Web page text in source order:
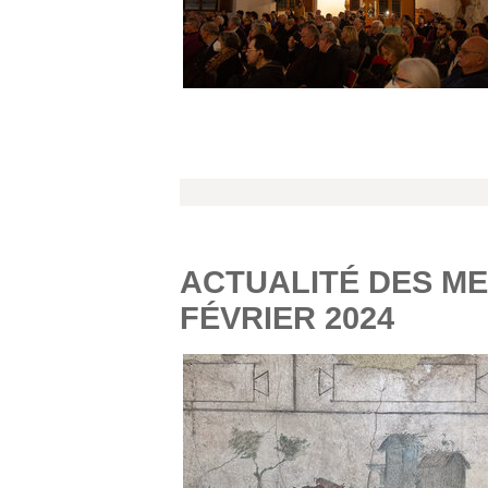
ACTUALITÉ DES
FÉVRIER 2024